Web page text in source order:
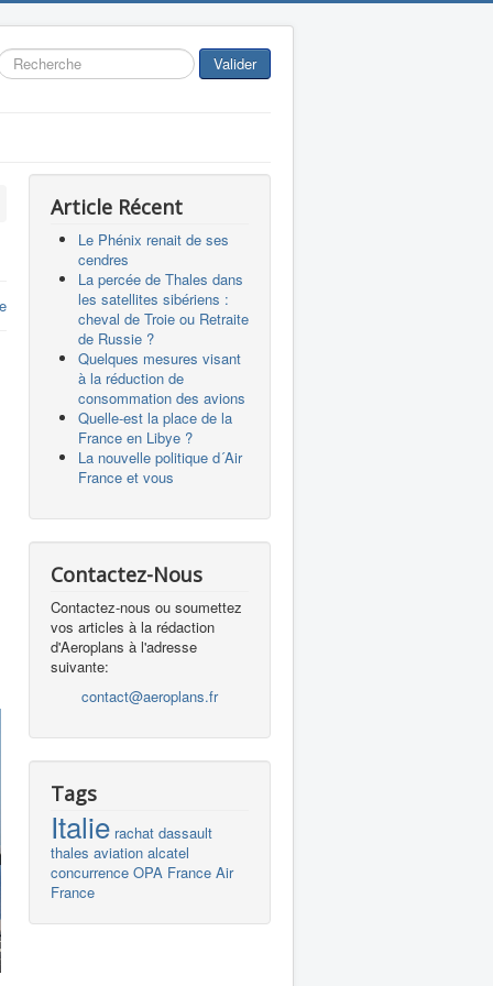
Valider
Article Récent
Le Phénix renait de ses
cendres
La percée de Thales dans
les satellites sibériens :
cheval de Troie ou Retraite
de Russie ?
Quelques mesures visant
à la réduction de
consommation des avions
Quelle-est la place de la
France en Libye ?
La nouvelle politique d´Air
France et vous
Contactez-Nous
Contactez-nous ou soumettez
vos articles à la rédaction
d'Aeroplans à l'adresse
suivante:
contact@aeroplans.fr
Tags
Italie rachat dassault
thales aviation alcatel
concurrence OPA France Air
France